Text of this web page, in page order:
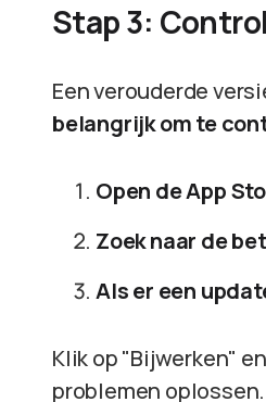
Stap 3:
Een verouderde
belangrijk om te
Open de App
Zoek naar de
Als er een
Klik op "Bijwerken"
problemen oplossen.